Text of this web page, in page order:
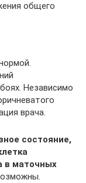
общего
Независимо
врача.
состояние,
в маточных